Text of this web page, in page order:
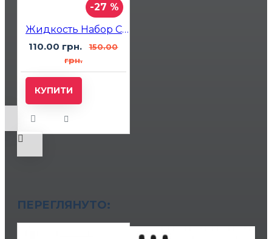
-27 %
Жидкость Набор Chaser Ягоды Лёд 10мл 5%
110.00 грн.
150.00
грн.
КУПИТИ
ПЕРЕГЛЯНУТО: